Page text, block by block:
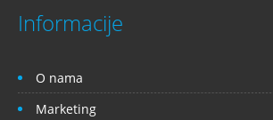
Informacije
O nama
Marketing